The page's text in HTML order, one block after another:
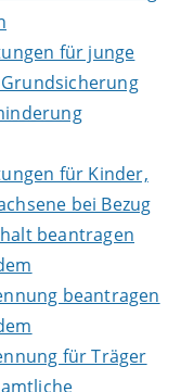
für junge
für Kinder,
bei Bezug
beantragen
beantragen
für Träger